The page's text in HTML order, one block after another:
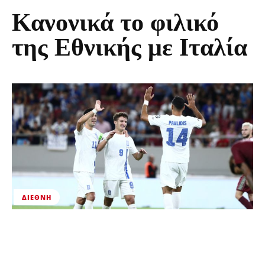
Κανονικά το φιλικό
της Εθνικής με Ιταλία
ΔΙΕΘΝΉ